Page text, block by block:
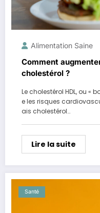
Alimentation Saine
Comment
cholestérol ?
Le cholestérol HDL, ou «
e les risques
ais cholestérol…
Lire la suite
Santé